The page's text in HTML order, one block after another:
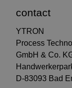
contact
YTRON
Process
GmbH & Co.
D-83093 Bad